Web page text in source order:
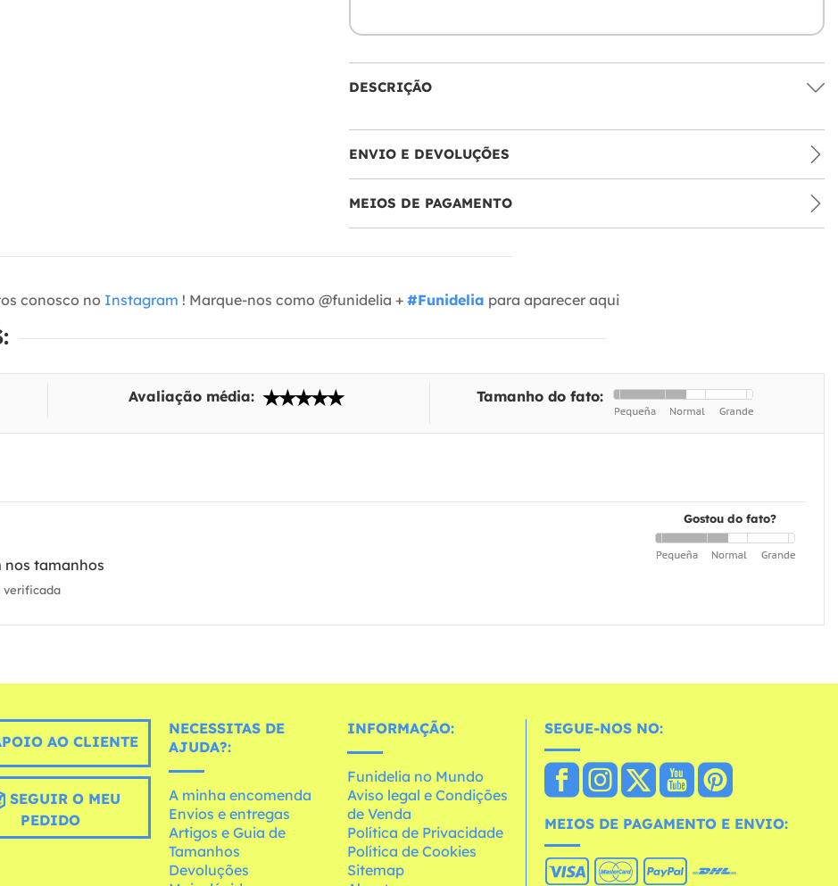
DESCRIÇÃO
ENVIO E DEVOLUÇÕES
MEIOS DE PAGAMENTO
conosco no Instagram ! Marque-nos como @funidelia + #Funidelia para aparecer aqui
Avaliação média: Tamanho do fato:
Gostou do fato?
nos tamanhos
verificada
AO CLIENTE
SEGUIR O MEU
PEDIDO
NECESSITAS DE
AJUDA?:
A minha encomenda
Envios e entregas
Artigos e Guia de
Tamanhos
Devoluções
INFORMAÇÃO:
Funidelia no Mundo
Aviso legal e Condições
de Venda
Política de Privacidade
Política de Cookies
Sitemap
SEGUE-NOS NO:
MEIOS DE PAGAMENTO E ENVIO: